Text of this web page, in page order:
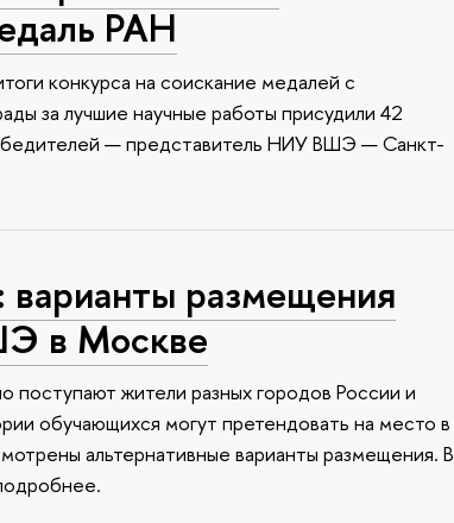
РАН
конкурса на соискание медалей с
за лучшие научные работы присудили 42
— представитель НИУ ВШЭ — Санкт-
размещения
в Москве
жители разных городов России и
обучающихся могут претендовать на место в
альтернативные варианты размещения. В